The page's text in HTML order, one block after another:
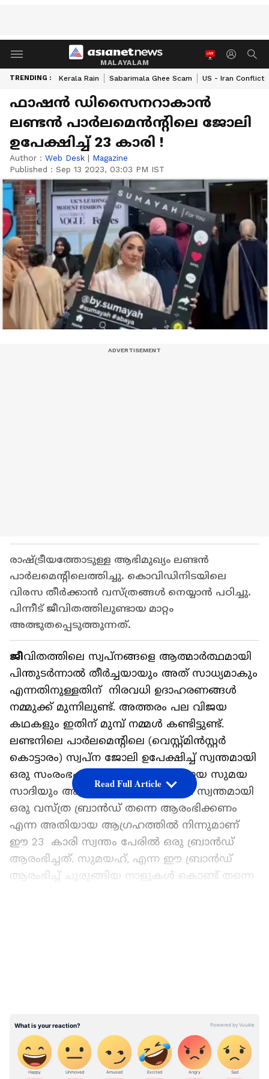
MALAYALAM
TRENDING : Kerala Rain Sabarimala Ghee Scam US - Iran Conflict
ഫാഷൻ ഡിസൈനറാകാൻ
ലണ്ടൻ പാർലമെൻന്‍റിലെ ജോലി
ഉപേക്ഷിച്ച് 23 കാരി !
Author : Web Desk | Magazine
Published : Sep 13 2023, 03:03 PM IST
രാഷ്ട്രീയത്തോടുള്ള ആഭിമുഖ്യം ലണ്ടന്‍
പാര്‍ലമെന്‍റിലെത്തിച്ചു. കൊവിഡിനിടയിലെ
വിരസ തീര്‍ക്കാന്‍ വസ്ത്രങ്ങള്‍ നെയ്യാന്‍ പഠിച്ചു.
പിന്നീട് ജീവിതത്തിലുണ്ടായ മാറ്റം
അത്ഭുതപ്പെടുത്തുന്നത്.
ജീവിതത്തിലെ സ്വപ്നങ്ങളെ ആത്മാർത്ഥമായി
പിന്തുടർന്നാൽ തീർച്ചയായും അത് സാധ്യമാകും
എന്നതിനുള്ളതിന് നിരവധി ഉദാഹരണങ്ങൾ
നമ്മുക്ക് മുന്നിലുണ്ട്. അത്തരം പല വിജയ
കഥകളും ഇതിന് മുമ്പ് നമ്മള്‍ കണ്ടിട്ടുണ്ട്.
ലണ്ടനിലെ പാർലമെന്‍റിലെ (വെസ്റ്റ്മിൻസ്റ്റർ
കൊട്ടാരം) സ്വപ്ന ജോലി ഉപേക്ഷിച്ച് സ്വന്തമായി
ഒരു സംരംഭം ആരംഭിച്ച 23 കാരിയായ സുമയ
സാദിയും അക്കൂട്ടത്തിൽ ഒരാളാണ്. സ്വന്തമായി
ഒരു വസ്ത്ര ബ്രാൻഡ് തന്നെ ആരംഭിക്കണം
എന്ന അതിയായ ആഗ്രഹത്തിൽ നിന്നുമാണ്
ഈ 23 കാരി സ്വന്തം പേരിൽ ഒരു ബ്രാൻഡ്
ആരംഭിച്ചത്. സുമയഹ്, എന്ന ഈ ബ്രാൻഡ്
ആരംഭിച്ച് ചുരുങ്ങിയ നാളുകൾ കൊണ്ട് തന്നെ
രാഷ്ട്രീയത്തോടുള്ള അഭിനിവേശമാണ് സുമയ
സാദിയെ ലണ്ടനിലെ പാർലമെന്‍റിറി
അസിസ്റ്റന്‍റായി എത്തിച്ചത്. യൂത്ത്
പാർലമെന്‍റിലും മാഞ്ചസ്റ്റർ യൂത്ത്
Read Full Article